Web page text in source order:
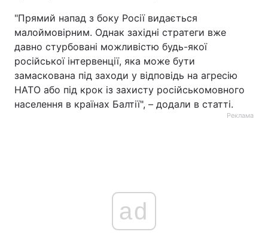
"Прямий напад з боку Росії видається
малоймовірним. Однак західні стратеги вже
давно стурбовані можливістю будь-якої
російської інтервенції, яка може бути
замаскована під заходи у відповідь на агресію
НАТО або під крок із захисту російськомовного
населення в країнах Балтії", – додали в статті.
Реклама
ad